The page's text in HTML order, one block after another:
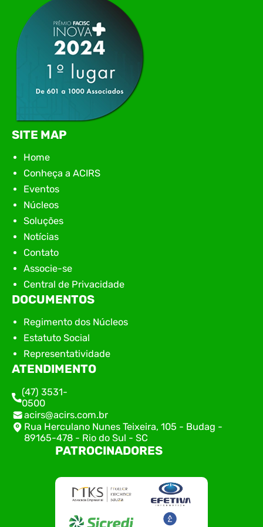
encontro aconteceu em Rio…
SITE MAP
Home
Conheça a ACIRS
Eventos
Núcleos
Soluções
Notícias
Contato
Associe-se
Central de Privacidade
DOCUMENTOS
Regimento dos Núcleos
Estatuto Social
Representatividade
ATENDIMENTO
(47) 3531-
0500
acirs@acirs.com.br
Rua Herculano Nunes Teixeira, 105 - Budag -
89165-478 - Rio do Sul - SC
PATROCINADORES